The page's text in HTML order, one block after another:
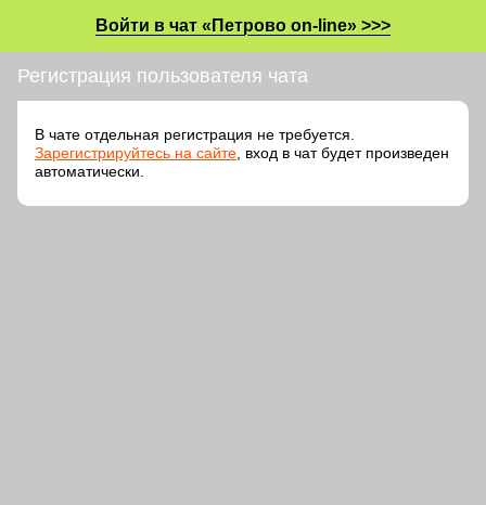
Войти в чат «Петрово on-line» >>>
Регистрация пользователя чата
В чате отдельная регистрация не требуется.
Зарегистрируйтесь на сайте , вход в чат будет произведен
автоматически.